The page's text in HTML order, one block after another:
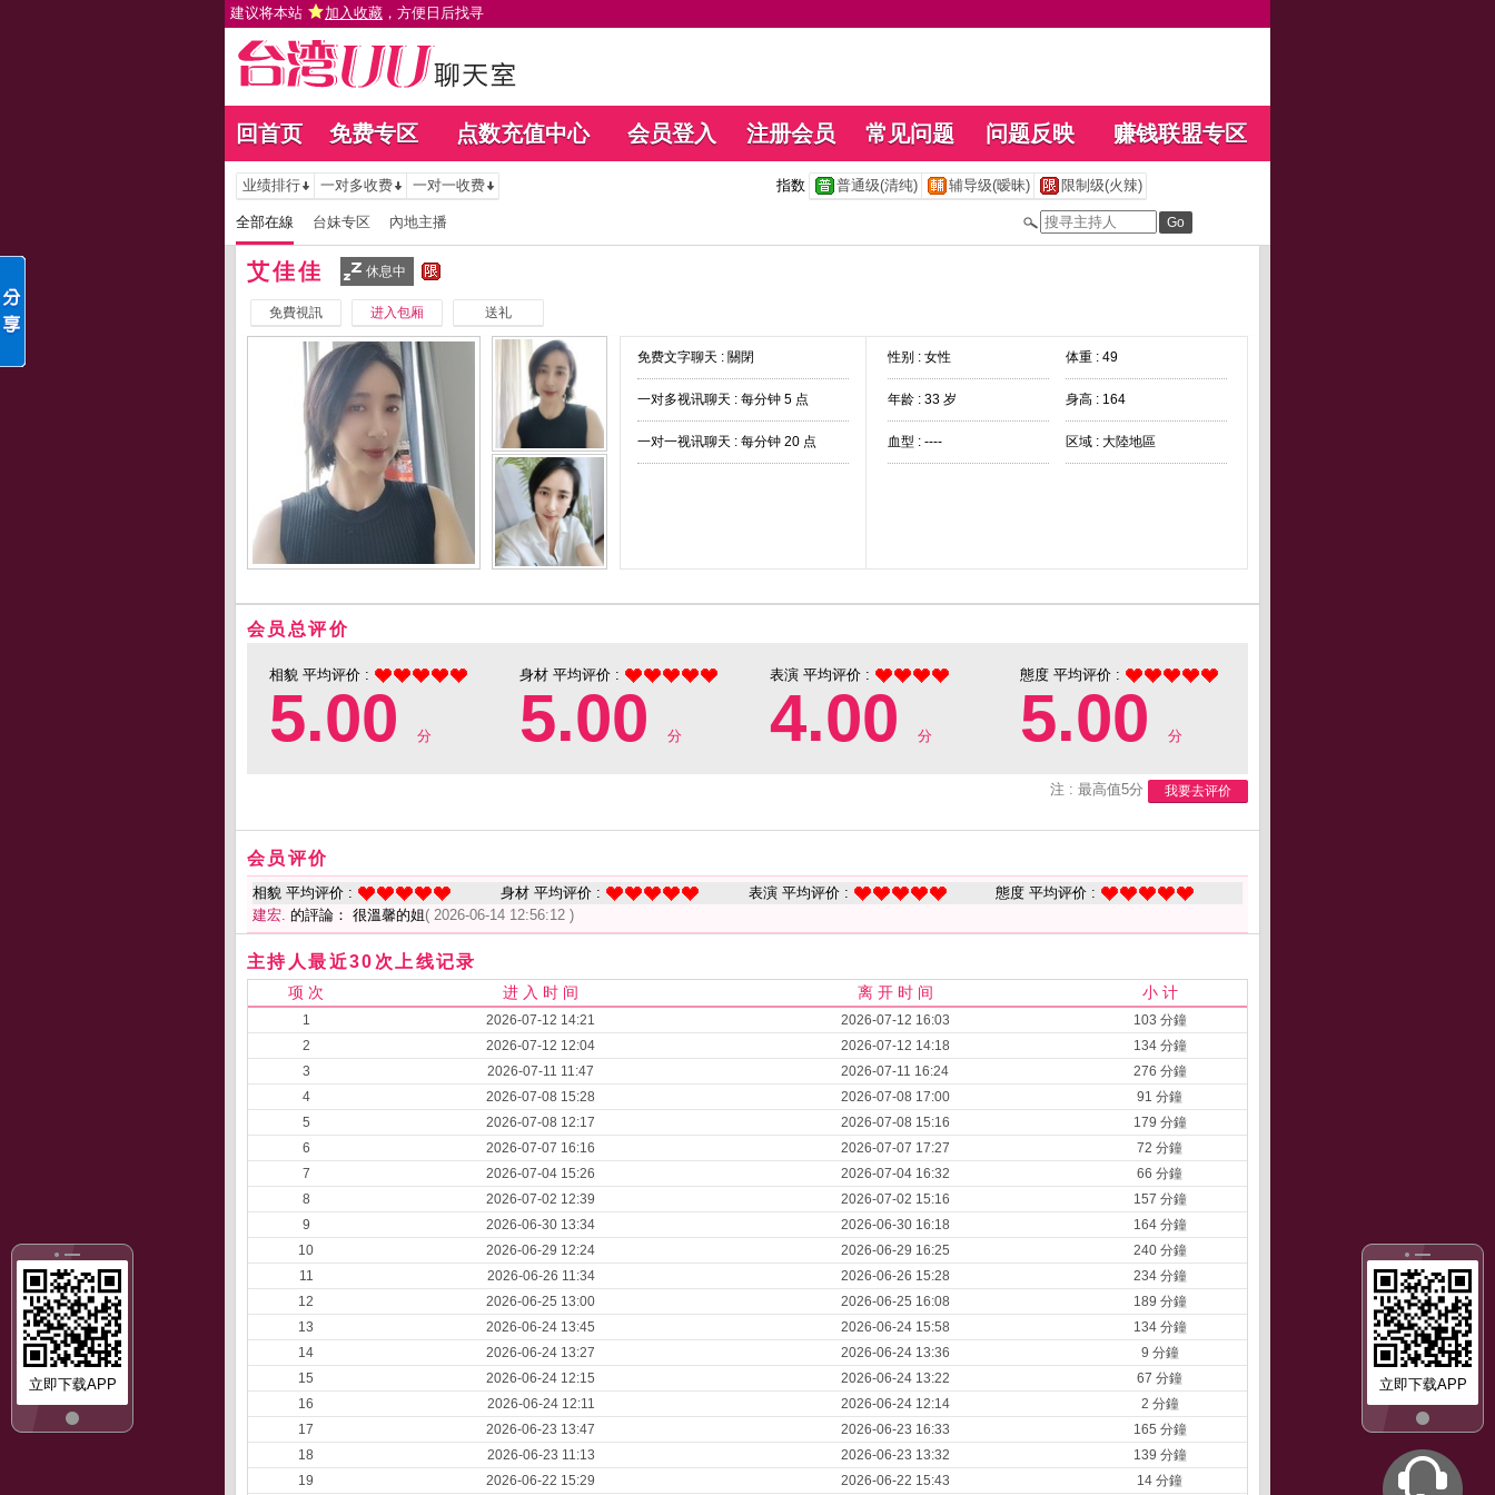
建议将本站 加入收藏 ，方便日后找寻
回首页 免费专区 点数充值中心 会员登入 注册会员 常见问题 问题反映 赚钱联盟专区
立即下载APP
立即下载APP
业绩排行 一对多收费 一对一收费 指数 普通级(清纯) 辅导级(暧昧) 限制级(火辣)
全部在線 台妹专区 內地主播
艾佳佳 休息中
免費視訊 进入包厢 送礼
免费文字聊天 : 關閉
一对多视讯聊天 : 每分钟 5 点
一对一视讯聊天 : 每分钟 20 点
性别 : 女性 体重 : 49
年龄 : 33 岁 身高 : 164
血型 : ---- 区域 : 大陸地區
会员总评价
相貌 平均评价 :
5.00 分
身材 平均评价 :
5.00 分
表演 平均评价 :
4.00 分
態度 平均评价 :
5.00 分
注 : 最高值5分 我要去评价
会员评价
相貌 平均评价 : 身材 平均评价 : 表演 平均评价 :
態度 平均评价 :
建宏. 的評論： 很溫馨的姐( 2026-06-14 12:56:12 )
主持人最近30次上线记录
项 次 进 入 时 间 离 开 时 间 小 计
1 2026-07-12 14:21 2026-07-12 16:03
103 分鐘
2
2026-07-12 12:04 2026-07-12 14:18
134 分鐘
3
2026-07-11 11:47 2026-07-11 16:24
276 分鐘
4
2026-07-08 15:28 2026-07-08 17:00
91 分鐘
5
2026-07-08 12:17 2026-07-08 15:16
179 分鐘
6
2026-07-07 16:16 2026-07-07 17:27
72 分鐘
7
2026-07-04 15:26 2026-07-04 16:32
66 分鐘
8
2026-07-02 12:39 2026-07-02 15:16
157 分鐘
9
2026-06-30 13:34 2026-06-30 16:18
164 分鐘
10
2026-06-29 12:24 2026-06-29 16:25
240 分鐘
11
2026-06-26 11:34 2026-06-26 15:28
234 分鐘
12
2026-06-25 13:00 2026-06-25 16:08
189 分鐘
13
2026-06-24 13:45 2026-06-24 15:58
134 分鐘
14
2026-06-24 13:27 2026-06-24 13:36
9 分鐘
15
2026-06-24 12:15 2026-06-24 13:22
67 分鐘
16
2026-06-24 12:11 2026-06-24 12:14
2 分鐘
17
2026-06-23 13:47 2026-06-23 16:33
165 分鐘
18
2026-06-23 11:13 2026-06-23 13:32
139 分鐘
19
2026-06-22 15:29 2026-06-22 15:43 14 分鐘